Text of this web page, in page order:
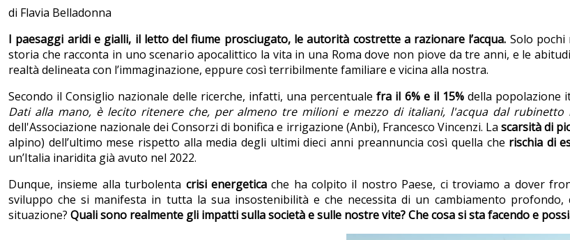
di Flavia Belladonna
I paesaggi aridi e gialli, il letto del fiume prosciugato, le autorità costrette a razionare l’acqua. Solo pochi
storia che racconta in uno scenario apocalittico la vita in una Roma dove non piove da tre anni, e le
realtà delineata con l’immaginazione, eppure così terribilmente familiare e vicina alla nostra.
Secondo il Consiglio nazionale delle ricerche, infatti, una percentualefra il 6% e il 15% della popolazione
Dati alla mano, è lecito ritenere che, per almeno tre milioni e mezzo di italiani, l'acqua dal
dell'Associazione nazionale dei Consorzi di bonifica e irrigazione (Anbi), Francesco Vincenzi. La scarsità di
alpino) dell’ultimo mese rispetto alla media degli ultimi dieci anni preannuncia così quella che rischia di
un’Italia inaridita già avuto nel 2022.
Dunque, insieme alla turbolenta crisi energeticache ha colpito il nostro Paese, ci troviamo a dover
sviluppo che si manifesta in tutta la sua insostenibilità e che necessita di un cambiamento profondo,
situazione? Quali sono realmente gli impatti sulla società e sulle nostre vite? Che cosa si sta facendo e